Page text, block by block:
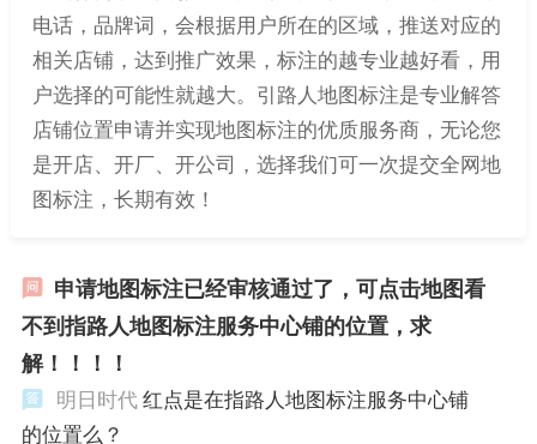
电话，品牌词，会根据用户所在的区域，推送对应的
相关店铺，达到推广效果，标注的越专业越好看，用
户选择的可能性就越大。引路人地图标注是专业解答
店铺位置申请并实现地图标注的优质服务商，无论您
是开店、开厂、开公司，选择我们可一次提交全网地
图标注，长期有效！
申请地图标注已经审核通过了，可点击地图看
不到指路人地图标注服务中心铺的位置，求
解！！！！
明日时代红点是在指路人地图标注服务中心铺
的位置么？